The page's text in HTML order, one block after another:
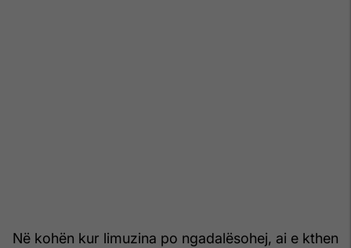
Në kohën kur limuzina po ngadalësohej, ai e kthen